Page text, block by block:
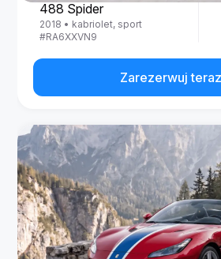
488 Spider
2018 • kabriolet, sport
#RA6XXVN9
Zarezerwuj teraz